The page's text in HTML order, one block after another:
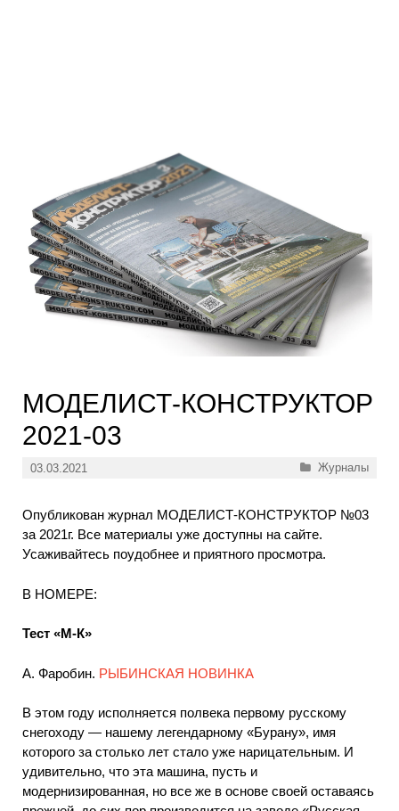
МОДЕЛИСТ-КОНСТРУКТОР
2021-03
03.03.2021 Рубрики
Журналы
Опубликован журнал МОДЕЛИСТ-КОНСТРУКТОР №03
за 2021г. Все материалы уже доступны на сайте.
Усаживайтесь поудобнее и приятного просмотра.
В НОМЕРЕ:
Тест «М-К»
А. Фаробин. РЫБИНСКАЯ НОВИНКА
В этом году исполняется полвека первому русскому
снегоходу — нашему легендарному «Бурану», имя
которого за столько лет стало уже нарицательным. И
удивительно, что эта машина, пусть и
модернизированная, но все же в основе своей оставаясь